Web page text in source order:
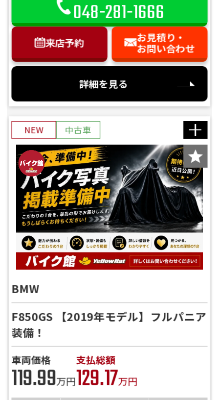
048-281-1666
来店予約
お見積り・
お問い合わせ
詳細を見る
NEW 中古車
BMW
F850GS 【2019年モデル】フルパニア
装備！
車両価格
119.99万円
支払総額
129.17万円